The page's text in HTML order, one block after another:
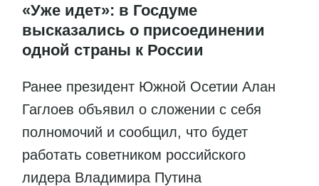
«Уже идет»: в Госдуме
высказались о присоединении
одной страны к России
Ранее президент Южной Осетии Алан
Гаглоев объявил о сложении с себя
полномочий и сообщил, что будет
работать советником российского
лидера Владимира Путина